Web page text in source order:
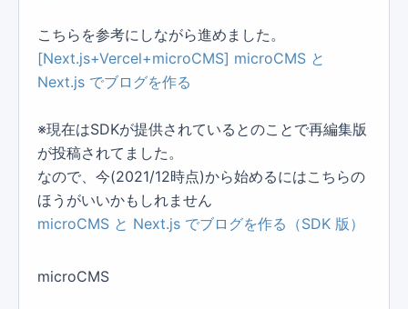
こちらを参考にしながら進めました。
[Next.js+Vercel+microCMS] microCMS と
Next.js でブログを作る
※現在はSDKが提供されているとのことで再編集版
が投稿されてました。
なので、今(2021/12時点)から始めるにはこちらの
ほうがいいかもしれません
microCMS と Next.js でブログを作る（SDK 版）
microCMS